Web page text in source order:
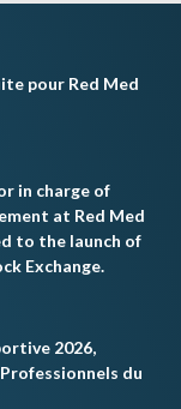
pour Red Med
in charge of
at Red Med
to the launch of
Exchange.
2026,
du